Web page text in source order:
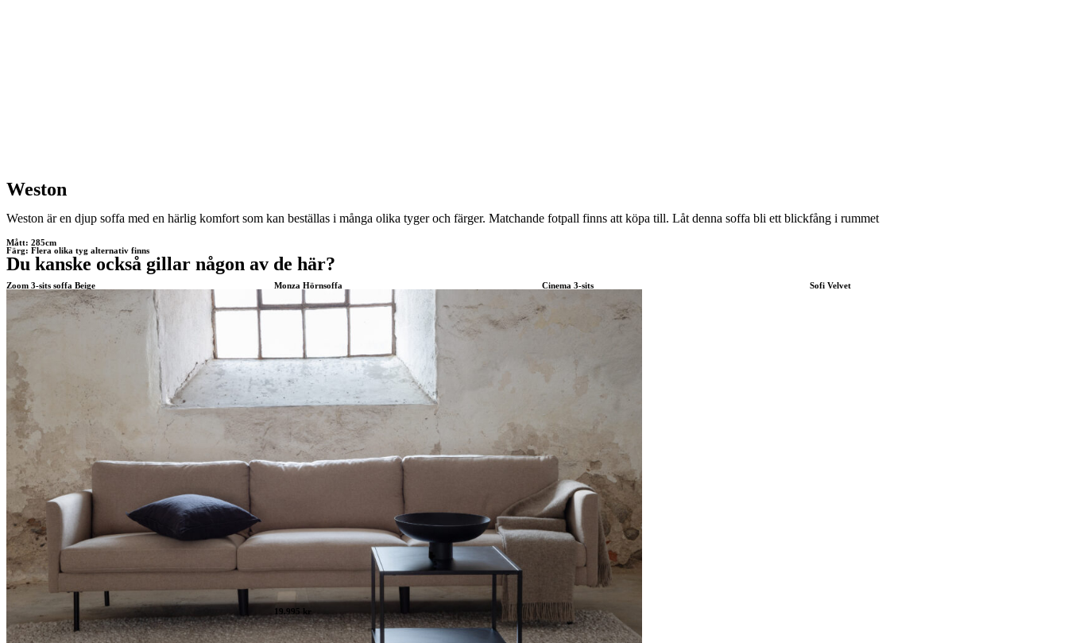
Weston
Weston är en djup soffa med en härlig komfort som kan beställas i många olika tyger och färger. Matchande fotpall finns att köpa till. Låt denna soffa bli ett blickfång i rummet
Mått: 285cm
Färg: Flera olika tyg alternativ finns
Du kanske också gillar någon av de här?
Zoom 3-sits soffa Beige Monza Hörnsoffa
19.995 kr
Cinema 3-sits Sofi Velvet